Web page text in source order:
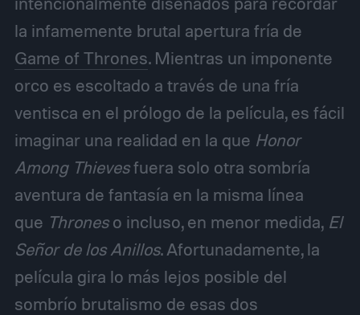
la infamemente brutal apertura fría de
Game of Thrones. Mientras un imponente
orco es escoltado a través de una fría
ventisca en el prólogo de la película, es fácil
imaginar una realidad en la que Honor
Among Thievesfuera solo otra sombría
aventura de fantasía en la misma línea
que Throneso incluso, en menor medida, El
Señor de los Anillos. Afortunadamente, la
película gira lo más lejos posible del
sombrío brutalismo de esas dos